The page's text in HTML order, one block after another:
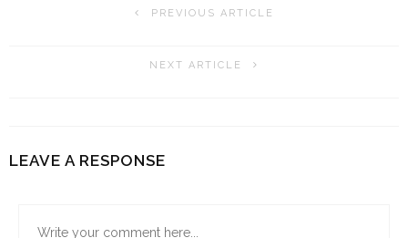
PREVIOUS ARTICLE
NEXT ARTICLE
LEAVE A RESPONSE